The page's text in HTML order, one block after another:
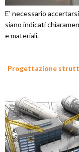
E' necessario
siano indicati
e materiali.
Progettazione